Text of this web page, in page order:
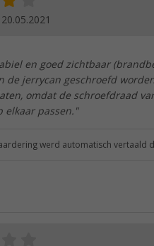
20.05.2021
en goed zichtbaar
de jerrycan geschroefd
omdat de schroefdraad
elkaar passen."
werd automatisch vertaald